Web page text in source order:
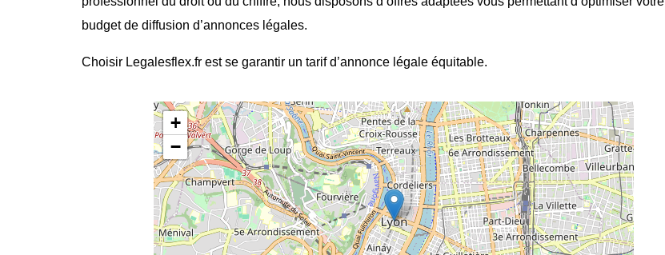
budget de diffusion d’annonces légales.
Choisir Legalesflex.fr est se garantir un tarif d’annonce légale équitable.
+
−